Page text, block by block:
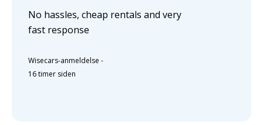
No hassles, cheap rentals and very
fast response
Wisecars-anmeldelse -
16 timer siden